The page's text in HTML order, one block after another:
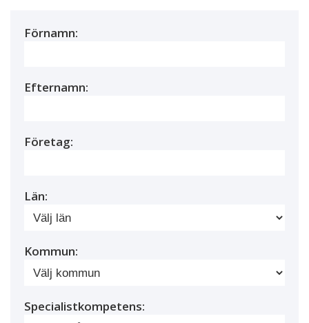
Förnamn:
Efternamn:
Företag:
Län:
Kommun:
Specialistkompetens: